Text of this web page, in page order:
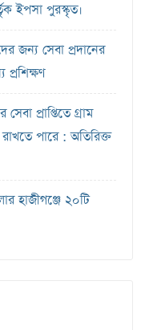
ইপসা পুরস্কৃত।
জন্য সেবা প্রদানের
প্রাপ্তিতে গ্রাম
পারে : অতিরিক্ত
হাজীগঞ্জে ২০টি